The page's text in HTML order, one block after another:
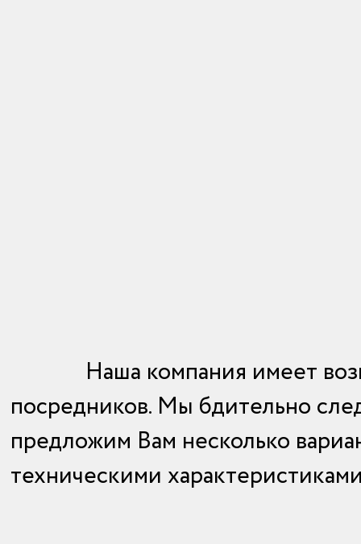
Наша компания имеет
посредников. Мы бдительно
предложим Вам несколько
техническими